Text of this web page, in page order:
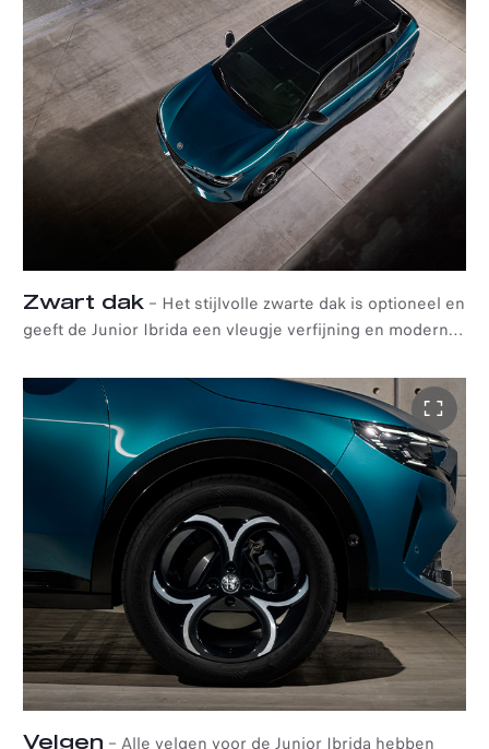
Zwart dak – Het stijlvolle zwarte dak is optioneel en
geeft de Junior Ibrida een vleugje verfijning en moderne
Velgen​ – Alle velgen voor de Junior Ibrida hebben